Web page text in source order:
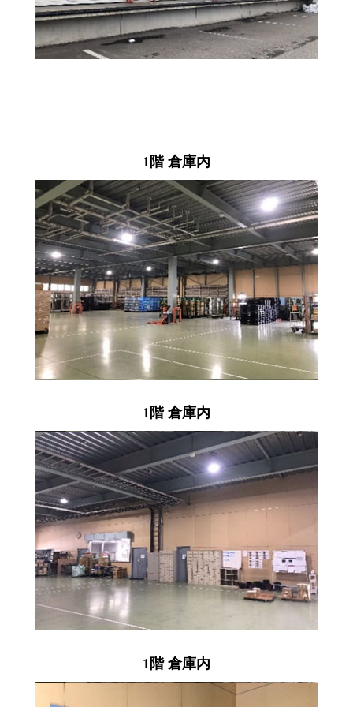
1階 倉庫内
1階 倉庫内
1階 倉庫内